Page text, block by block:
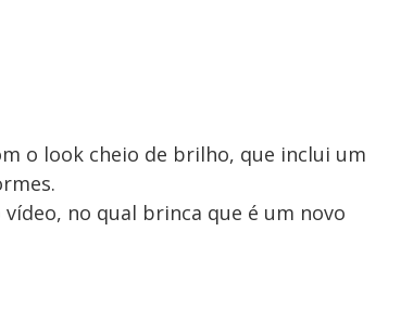
o look cheio de brilho, que inclui um
no qual brinca que é um novo